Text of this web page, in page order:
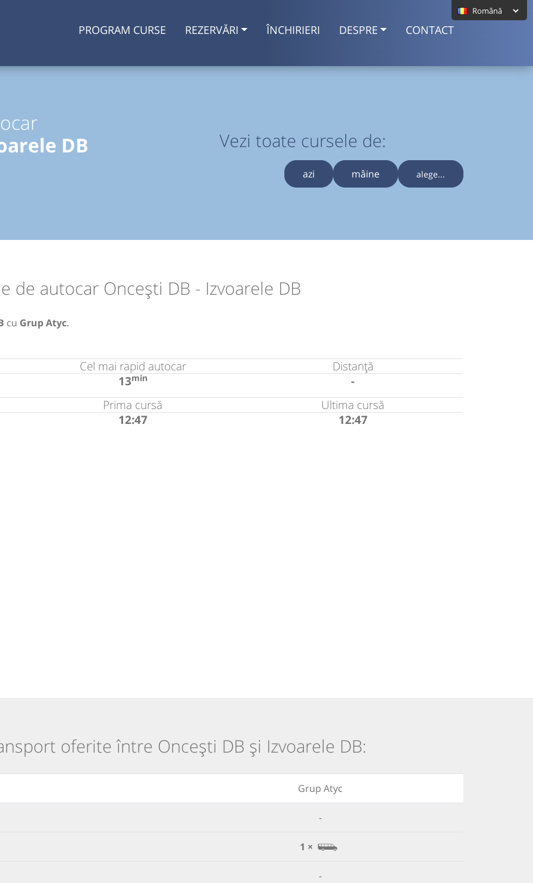
PROGRAM CURSE REZERVĂRI ÎNCHIRIERI DESPRE CONTACT
DB
Vezi toate cursele de:
azi mâine alege...
de autocar Oncești DB - Izvoarele DB
cu Grup Atyc.
Cel mai rapid autocar
13min
Distanță
-
Prima cursă
12:47
Ultima cursă
12:47
oferite între Oncești DB și Izvoarele DB:
Grup Atyc
-
1 ×
-